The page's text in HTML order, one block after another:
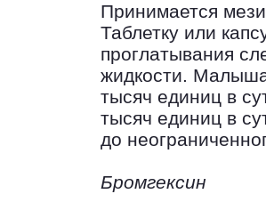
Принимается
Таблетку или
проглатывания
жидкости.
тысяч единиц в
тысяч единиц в
до
Бромгексин